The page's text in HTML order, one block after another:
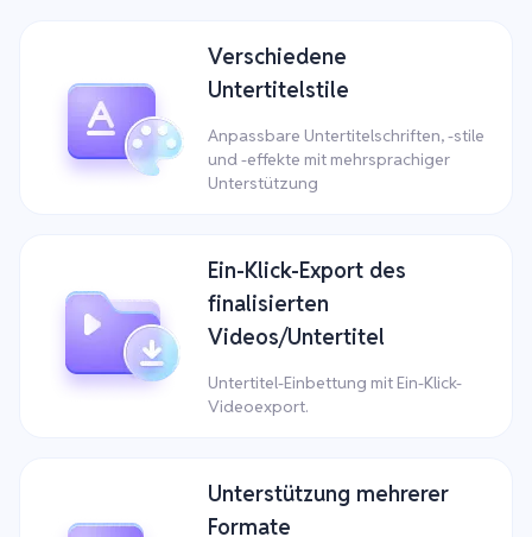
Verschiedene
Untertitelstile
Anpassbare Untertitelschriften, -stile
und -effekte mit mehrsprachiger
Unterstützung
Ein-Klick-Export des
finalisierten
Videos/Untertitel
Untertitel-Einbettung mit Ein-Klick-
Videoexport.
Unterstützung mehrerer
Formate